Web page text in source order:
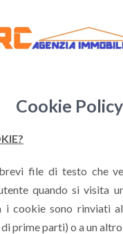
Cookie Policy
file di testo che
quando si visita
i cookie sono rinviati
prime parti) o a un